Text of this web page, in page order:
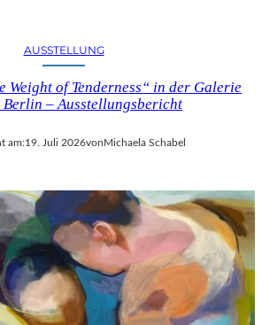
AUSSTELLUNG
Weight of Tenderness“ in der Galerie
Berlin – Ausstellungsbericht
am:19. Juli 2026von Michaela Schabel